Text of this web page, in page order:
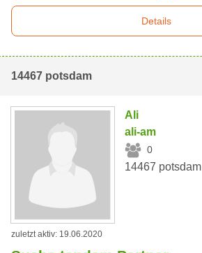
Details
14467 potsdam
Ali
ali-am
0
14467 potsdam
zuletzt aktiv: 19.06.2020